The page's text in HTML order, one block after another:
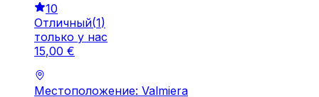
10
Отличный(1)
только у нас
15,00 €
Местоположение: Valmiera